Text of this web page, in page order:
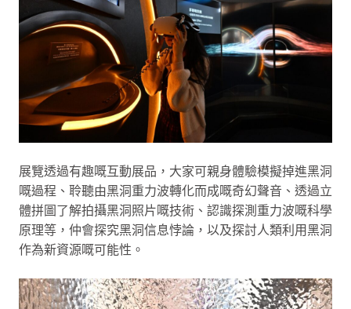
展覽透過有趣嘅互動展品，大家可親身體驗模擬掉進黑洞
嘅過程、聆聽由黑洞重力波轉化而成嘅奇幻聲音、透過立
體拼圖了解拍攝黑洞照片嘅技術、認識探測重力波嘅科學
原理等，仲會探究黑洞信息悖論，以及探討人類利用黑洞
作為新資源嘅可能性。